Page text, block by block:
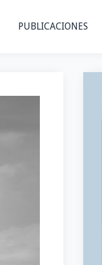
PUBLICACIONES